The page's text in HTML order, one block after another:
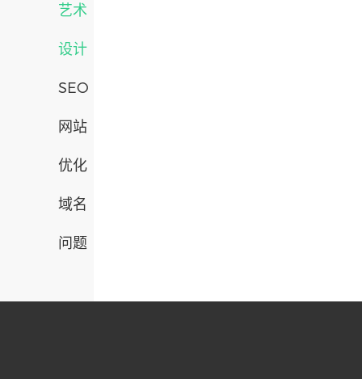
艺术
设计
SEO
网站
优化
域名
问题